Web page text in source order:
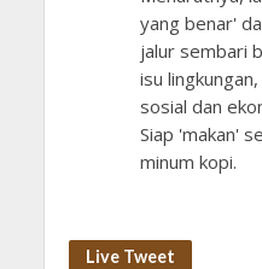
yang benar'
jalur sembari
isu
sosial dan
Siap 'makan'
minum kopi.
Live Tweet